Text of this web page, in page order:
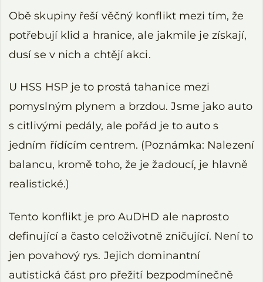
Obě skupiny řeší věčný konflikt mezi tím, že
potřebují klid a hranice, ale jakmile je získají,
dusí se v nich a chtějí akci.
U HSS HSP je to prostá tahanice mezi
pomyslným plynem a brzdou. Jsme jako auto
s citlivými pedály, ale pořád je to auto s
jedním řídícím centrem. (Poznámka: Nalezení
balancu, kromě toho, že je žadoucí, je hlavně
realistické.)
Tento konflikt je pro AuDHD ale naprosto
definující a často celoživotně zničující. Není to
jen povahový rys. Jejich dominantní
autistická část pro přežití bezpodmínečně